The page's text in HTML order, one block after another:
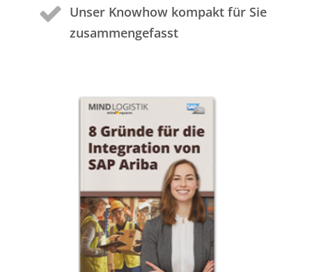
Unser Knowhow kompakt für Sie
zusammengefasst